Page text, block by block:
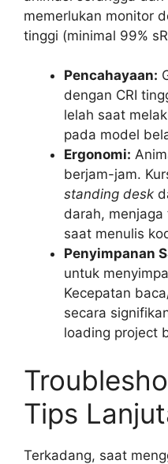
memerlukan monitor
tinggi (minimal 99%
Pencahayaan:
dengan CRI
lelah saat
pada model
Ergonomi:
berjam-jam.
standing desk
darah,
saat menulis
Penyimpanan
untuk
Kecepatan
secara
loading project
Tips
Terkadang, saat